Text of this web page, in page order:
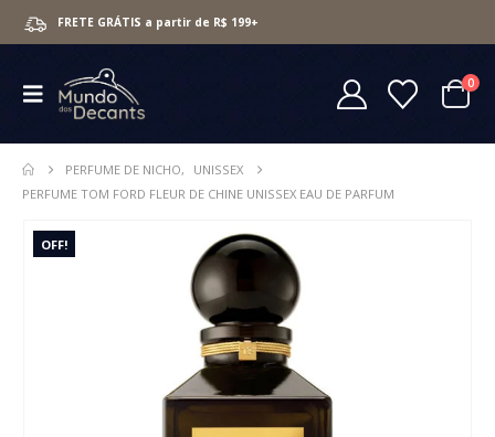
FRETE GRÁTIS a partir de R$ 199+
0
PERFUME DE NICHO,
UNISSEX
PERFUME TOM FORD FLEUR DE CHINE UNISSEX EAU DE PARFUM
OFF!